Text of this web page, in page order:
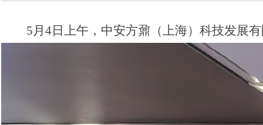
5月4日上午，中安方鼐（上海）科技发展